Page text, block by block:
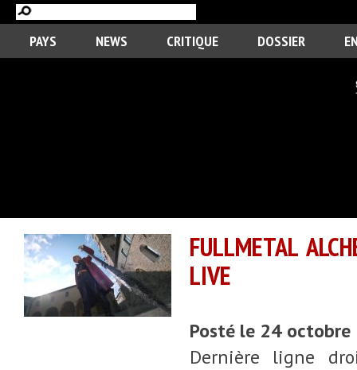
PAYS NEWS CRITIQUE DOSSIER
FULLMETAL
LIVE
Posté le 24
Dernière ligne